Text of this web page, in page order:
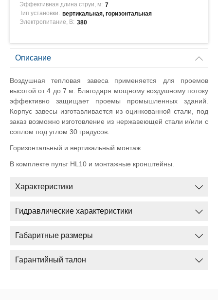
Эффективная длина струи, м: 7
Тип установки: вертикальная, горизонтальная
Электропитание, В: 380
Описание
Воздушная тепловая завеса применяется для проемов
высотой от 4 до 7 м. Благодаря мощному воздушному потоку
эффективно защищает проемы промышленных зданий.
Корпус завесы изготавливается из оцинкованной стали, под
заказ возможно изготовление из нержавеющей стали и/или с
соплом под углом 30 градусов.
Горизонтальный и вертикальный монтаж.
В комплекте пульт HL10 и монтажные кронштейны.
Характеристики
Гидравлические характеристики
Габаритные размеры
Гарантийный талон